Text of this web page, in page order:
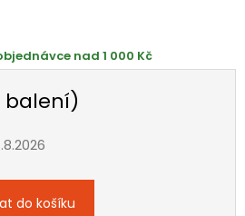
nad 1 000 Kč
balení)
do košíku